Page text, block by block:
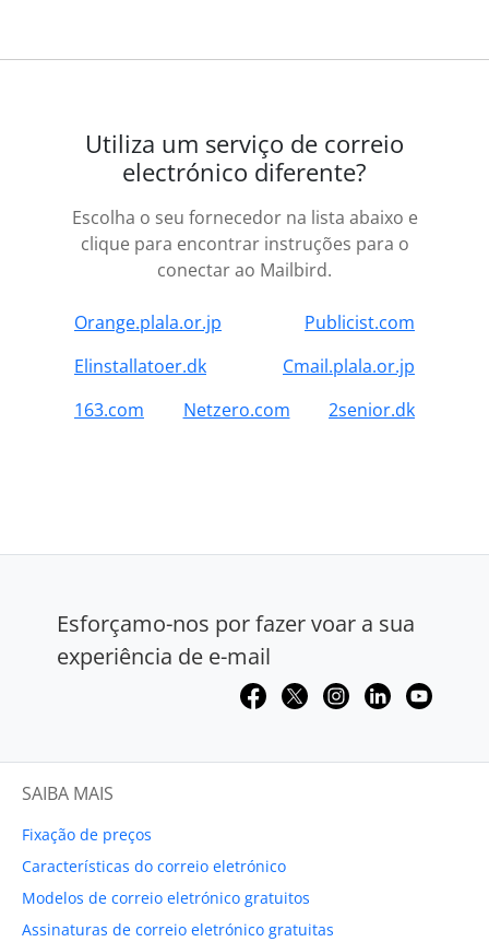
Utiliza um serviço de correio
electrónico diferente?
Escolha o seu fornecedor na lista abaixo e
clique para encontrar instruções para o
conectar ao Mailbird.
Orange.plala.or.jp
Publicist.com
Elinstallatoer.dk
Cmail.plala.or.jp
163.com
Netzero.com 2senior.dk
Esforçamo-nos por fazer voar a sua
experiência de e-mail
SAIBA MAIS
Fixação de preços
Características do correio eletrónico
Modelos de correio eletrónico gratuitos
Assinaturas de correio eletrónico gratuitas